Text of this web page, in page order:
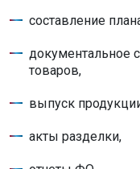
составление
документальное
товаров,
выпуск
акты разделки,